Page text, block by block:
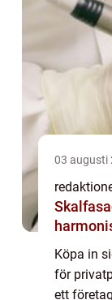
03 augusti
Skalfasader
Köpa in
för
ett